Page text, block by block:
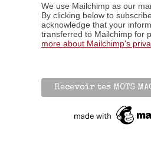
We use Mailchimp as our
By clicking below to
acknowledge that your
transferred to Mailchimp for
more about Mailchimp's